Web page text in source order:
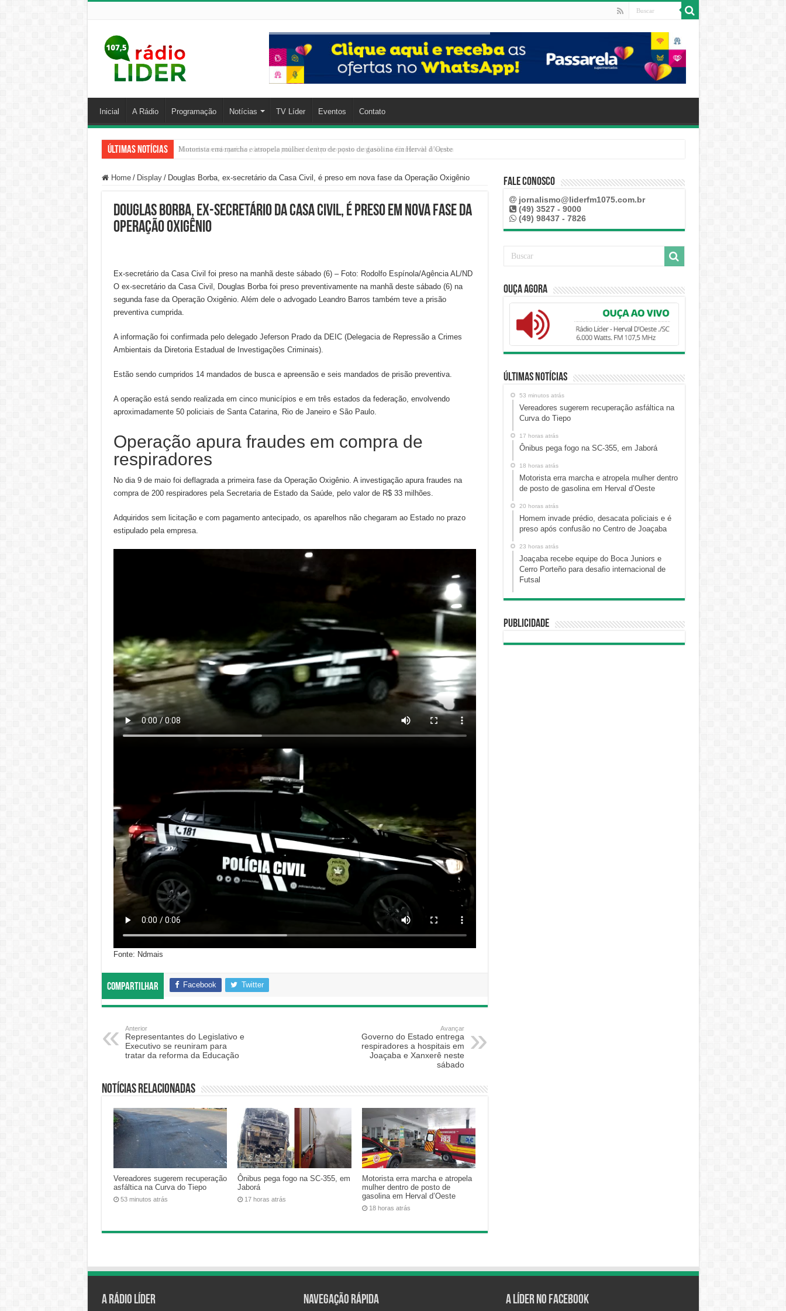
Inicial A Rádio Programação Notícias TV Líder Eventos Contato
Últimas Notícias Homem invade prédio, desacata policiais e é preso após confusão no Centro de Joaçaba
Home / Display / Douglas Borba, ex-secretário da Casa Civil, é preso em nova fase da Operação Oxigênio
Douglas Borba, ex-secretário da Casa Civil, é preso em nova fase da
Operação Oxigênio
Ex-secretário da Casa Civil foi preso na manhã deste sábado (6) – Foto: Rodolfo Espínola/Agência AL/ND
O ex-secretário da Casa Civil, Douglas Borba foi preso preventivamente na manhã deste sábado (6) na
segunda fase da Operação Oxigênio. Além dele o advogado Leandro Barros também teve a prisão
preventiva cumprida.
A informação foi confirmada pelo delegado Jeferson Prado da DEIC (Delegacia de Repressão a Crimes
Ambientais da Diretoria Estadual de Investigações Criminais).
Estão sendo cumpridos 14 mandados de busca e apreensão e seis mandados de prisão preventiva.
A operação está sendo realizada em cinco municípios e em três estados da federação, envolvendo
aproximadamente 50 policiais de Santa Catarina, Rio de Janeiro e São Paulo.
Operação apura fraudes em compra de
respiradores
No dia 9 de maio foi deflagrada a primeira fase da Operação Oxigênio. A investigação apura fraudes na
compra de 200 respiradores pela Secretaria de Estado da Saúde, pelo valor de R$ 33 milhões.
Adquiridos sem licitação e com pagamento antecipado, os aparelhos não chegaram ao Estado no prazo
estipulado pela empresa.
Fonte: Ndmais
Compartilhar Facebook Twitter
Anterior
Representantes do Legislativo e
Executivo se reuniram para
tratar da reforma da Educação
Avançar
Governo do Estado entrega
respiradores a hospitais em
Joaçaba e Xanxerê neste
sábado
Notícias relacionadas
Vereadores sugerem recuperação
asfáltica na Curva do Tiepo
53 minutos atrás
Ônibus pega fogo na SC-355, em
Jaborá
17 horas atrás
Motorista erra marcha e atropela
mulher dentro de posto de
gasolina em Herval d’Oeste
18 horas atrás
Fale Conosco
jornalismo@liderfm1075.com.br
(49) 3527 - 9000
(49) 98437 - 7826
Ouça Agora
Últimas Notícias
53 minutos atrás
Vereadores sugerem recuperação asfáltica na
Curva do Tiepo
17 horas atrás
Ônibus pega fogo na SC-355, em Jaborá
18 horas atrás
Motorista erra marcha e atropela mulher dentro
de posto de gasolina em Herval d’Oeste
20 horas atrás
Homem invade prédio, desacata policiais e é
preso após confusão no Centro de Joaçaba
23 horas atrás
Joaçaba recebe equipe do Boca Juniors e
Cerro Porteño para desafio internacional de
Futsal
Publicidade
A Rádio Líder Navegação Rápida A Líder no Facebook